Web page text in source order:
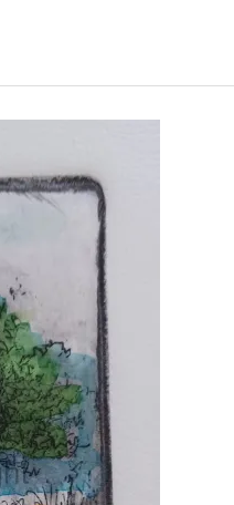
Kirche und ihre